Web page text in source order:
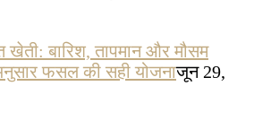
खेती: बारिश, तापमान और मौसम
फसल की सही योजनाजून 29,